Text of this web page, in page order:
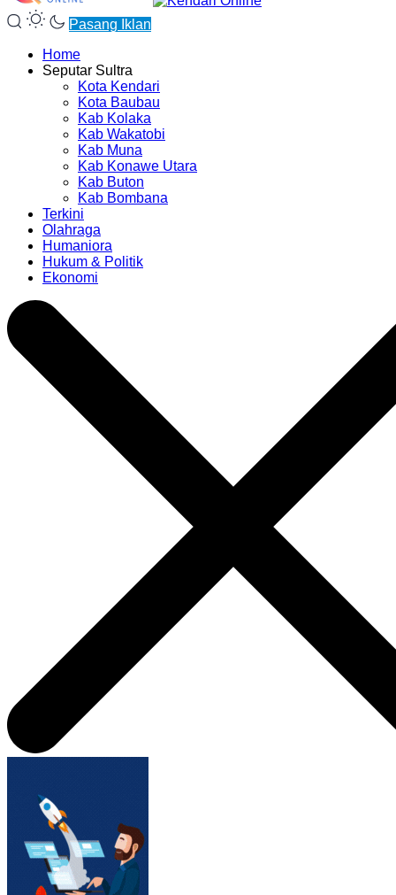
Pasang Iklan
Home
Seputar Sultra
Kota Kendari
Kota Baubau
Kab Kolaka
Kab Wakatobi
Kab Muna
Kab Konawe Utara
Kab Buton
Kab Bombana
Terkini
Olahraga
Humaniora
Hukum & Politik
Ekonomi